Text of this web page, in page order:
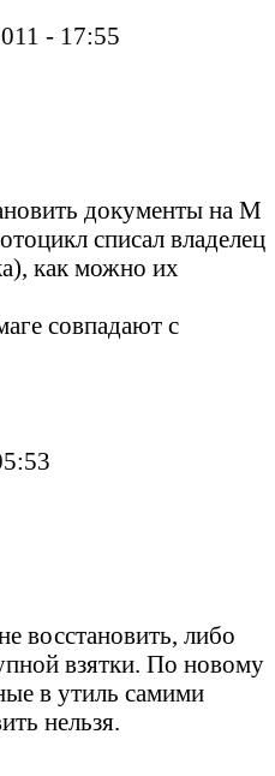
- 17:55
документы на М
списал владелец
как можно их
совпадают с
восстановить, либо
взятки. По новому
в утиль самими
нельзя.